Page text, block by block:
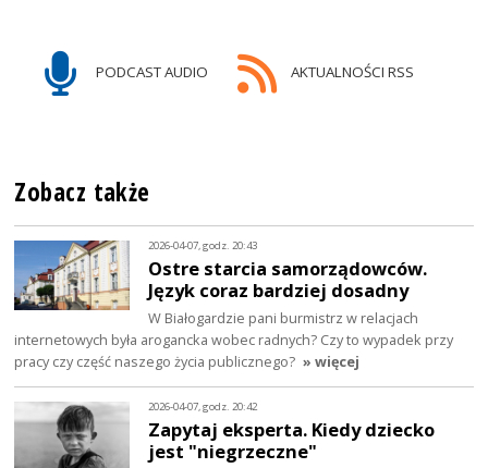
PODCAST AUDIO AKTUALNOŚCI RSS
Zobacz także
2026-04-07, godz. 20:43
Ostre starcia samorządowców.
Język coraz bardziej dosadny
W Białogardzie pani burmistrz w relacjach
internetowych była arogancka wobec radnych? Czy to wypadek przy
pracy czy część naszego życia publicznego? » więcej
2026-04-07, godz. 20:42
Zapytaj eksperta. Kiedy dziecko
jest "niegrzeczne"